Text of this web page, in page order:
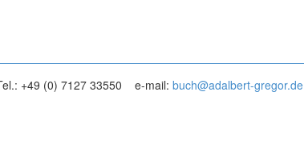
+49 (0) 7127 33550 e-mail: buch@adalbert-gregor.de